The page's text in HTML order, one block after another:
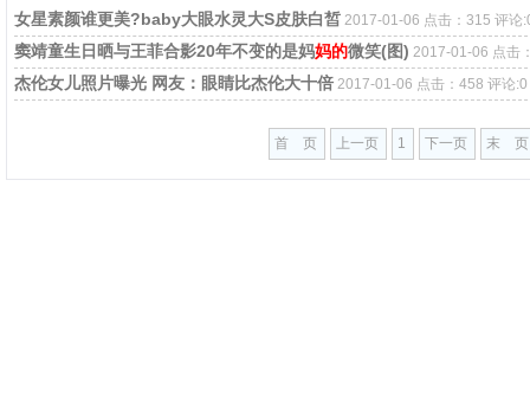
女星素颜谁更美?baby大眼水灵大S皮肤白皙 2017-01-06 点击：315 评论
窦靖童生日晒与王菲合影20年不变的是妈妈的微笑(图) 2017-01-06 点击
杰伦女儿照片曝光 网友：眼睛比杰伦大十倍 2017-01-06 点击：458 评论:0
首 页 上一页 1 下一页 末 页